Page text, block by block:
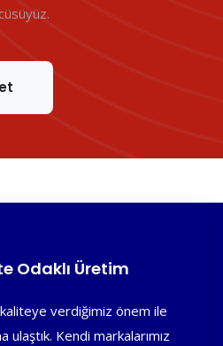
Odaklı Üretim
kaliteye verdiğimiz önem ile
Kendi markalarımız